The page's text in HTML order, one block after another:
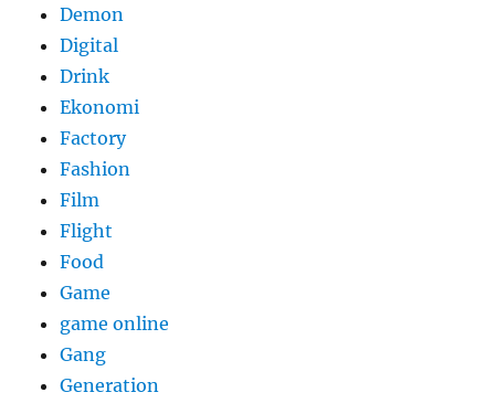
Demon
Digital
Drink
Ekonomi
Factory
Fashion
Film
Flight
Food
Game
game online
Gang
Generation